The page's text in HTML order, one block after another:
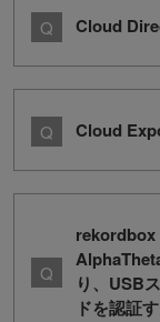
Cloud
Cloud
り、USB
ドを認証